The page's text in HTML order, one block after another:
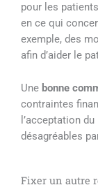
pour les
en ce qui
exemple, des
afin d’aider le
Une bonne
contraintes
l’acceptation
désagréables
Fixer un autre